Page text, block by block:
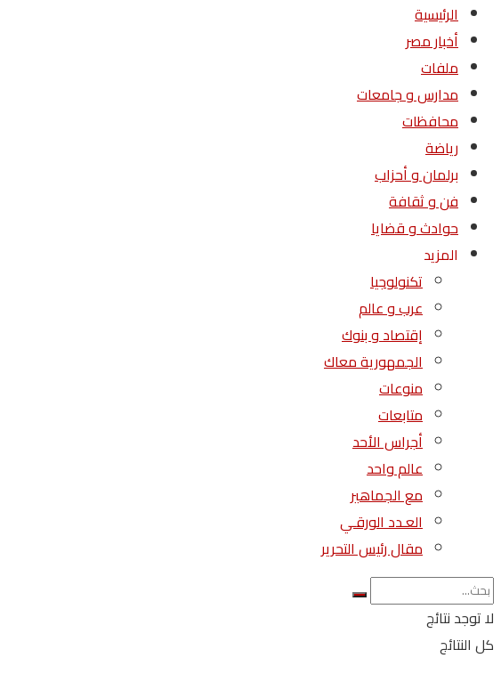
الرئيسية
أخبار مصر
ملفات
مدارس و جامعات
محافظات
رياضة
برلمان و أحزاب
فن و ثقافة
حوادث و قضايا
المزيد
تكنولوجيا
عرب و عالم
إقتصاد و بنوك
الجمهورية معاك
منوعات
متابعات
أجراس الأحد
عالم واحد
مع الجماهير
العـدد الورقـي
مقال رئيس التحرير
لا توجد نتائج
كل النتائج